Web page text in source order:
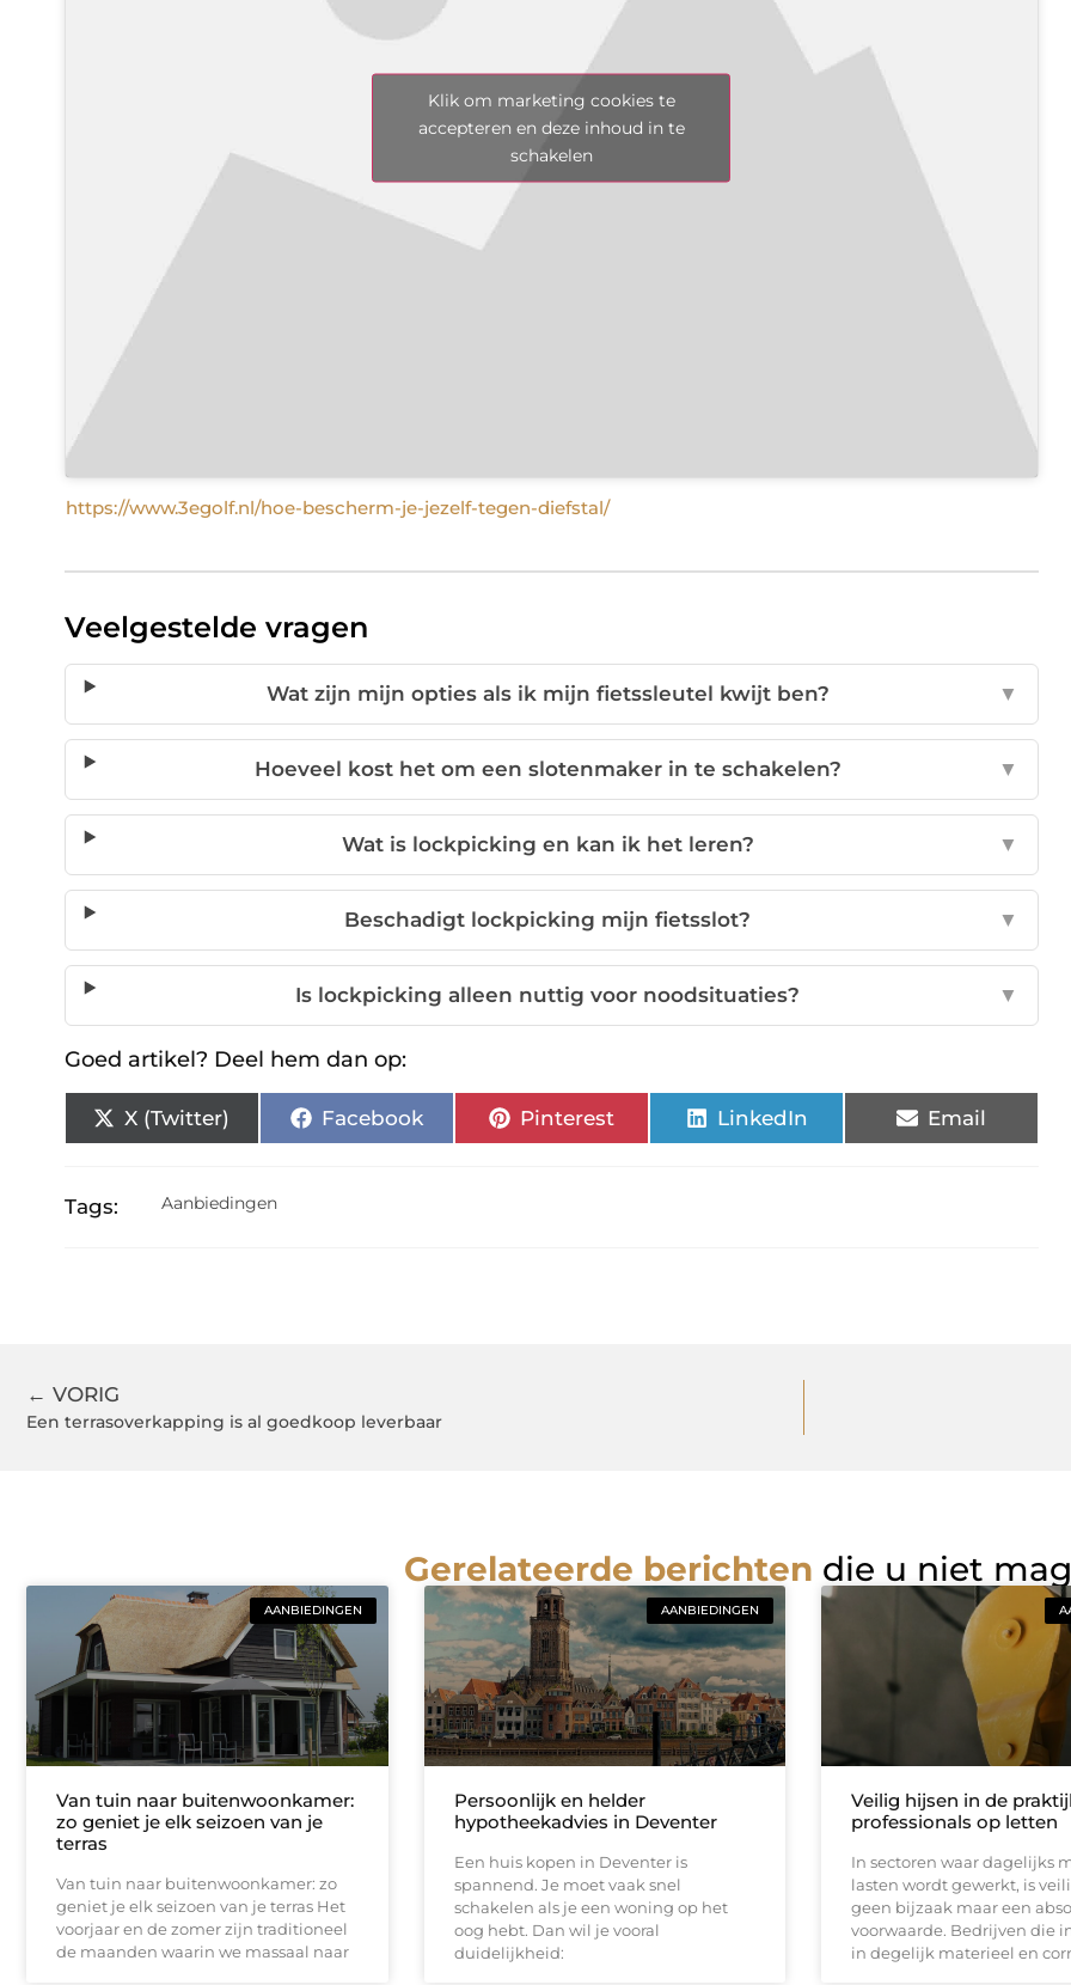
Klik om marketing cookies te
accepteren en deze inhoud in te
schakelen
https://www.3egolf.nl/hoe-bescherm-je-jezelf-tegen-diefstal/
Veelgestelde vragen
Wat zijn mijn opties als ik mijn fietssleutel kwijt ben? ▼
Hoeveel kost het om een slotenmaker in te schakelen? ▼
Wat is lockpicking en kan ik het leren? ▼
Beschadigt lockpicking mijn fietsslot? ▼
Is lockpicking alleen nuttig voor noodsituaties? ▼
Goed artikel? Deel hem dan op:
X (Twitter) Facebook Pinterest LinkedIn Email
Tags: Aanbiedingen
← VORIG
Een terrasoverkapping is al goedkoop leverbaar
Gerelateerde berichten die u niet
AANBIEDINGEN
Van tuin naar buitenwoonkamer:
zo geniet je elk seizoen van je
terras
Van tuin naar buitenwoonkamer: zo
geniet je elk seizoen van je terras Het
voorjaar en de zomer zijn traditioneel
de maanden waarin we massaal naar
AANBIEDINGEN
Persoonlijk en helder
hypotheekadvies in Deventer
Een huis kopen in Deventer is
spannend. Je moet vaak snel
schakelen als je een woning op het
oog hebt. Dan wil je vooral
duidelijkheid:
Veilig hijsen in de
professionals op letten
In sectoren waar dagelijks
lasten wordt gewerkt, is
geen bijzaak maar een
voorwaarde. Bedrijven die
in degelijk materieel en